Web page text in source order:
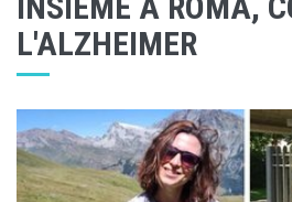
L'ALZHEIMER